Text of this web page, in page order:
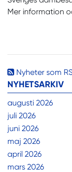
Nyheter som
NYHETSARKIV
augusti 2026
juli 2026
juni 2026
maj 2026
april 2026
mars 2026
Mer information